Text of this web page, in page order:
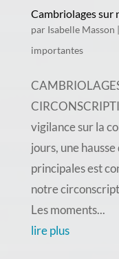
Cambriolages sur
par Isabelle Masson |
importantes
vigilance sur la
jours, une
principales est
notre
Les moments...
lire plus